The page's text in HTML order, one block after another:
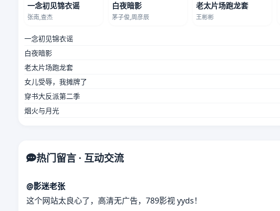
一念初见锦衣谣
张南,查杰
白夜暗影
茅子俊,周彦辰
老太片场跑龙套
王彬彬
一念初见锦衣谣
白夜暗影
老太片场跑龙套
女儿受辱，我摊牌了
穿书大反派第二季
烟火与月光
热门留言 · 互动交流
@影迷老张
这个网站太良心了，高清无广告，789影视 yyds！